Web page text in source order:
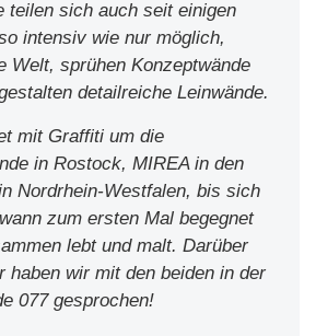
teilen sich auch seit einigen
intensiv wie nur möglich,
Welt, sprühen Konzeptwände
detailreiche Leinwände.
mit Graffiti um die
in Rostock, MIREA in den
Nordrhein-Westfalen, bis sich
zum ersten Mal begegnet
lebt und malt. Darüber
haben wir mit den beiden in der
077 gesprochen!